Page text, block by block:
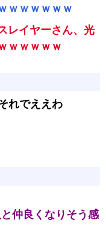
ｗｗｗｗｗｗ
レイヤーさん、光
ｗｗｗｗｗ
れでええわ
仲良くなりそう感